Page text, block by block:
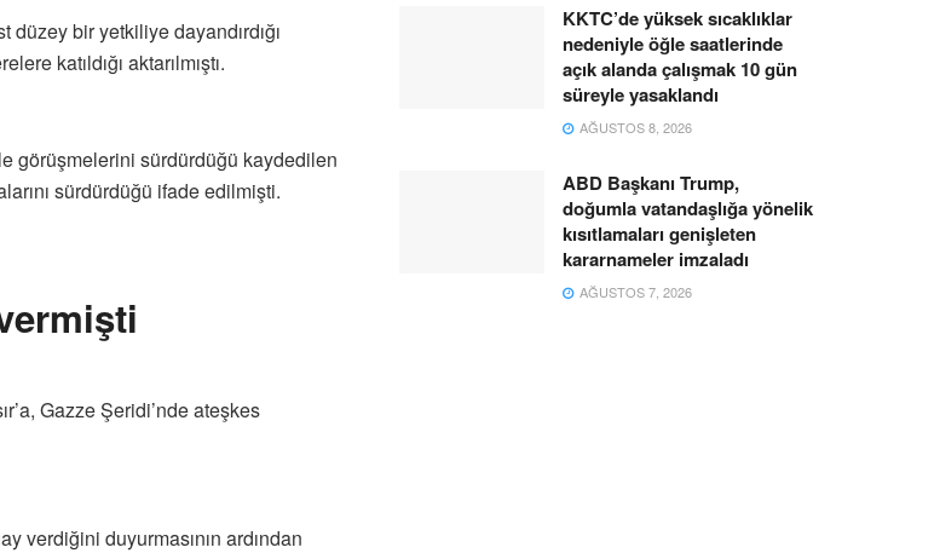
düzey bir yetkiliye dayandırdığı
katıldığı aktarılmıştı.
görüşmelerini sürdürdüğü kaydedilen
sürdürdüğü ifade edilmişti.
Gazze Şeridi’nde ateşkes
verdiğini duyurmasının ardından
KKTC’de yüksek sıcaklıklar
nedeniyle öğle saatlerinde
açık alanda çalışmak 10 gün
süreyle yasaklandı
AĞUSTOS 8, 2026
ABD Başkanı Trump,
doğumla vatandaşlığa yönelik
kısıtlamaları genişleten
kararnameler imzaladı
AĞUSTOS 7, 2026